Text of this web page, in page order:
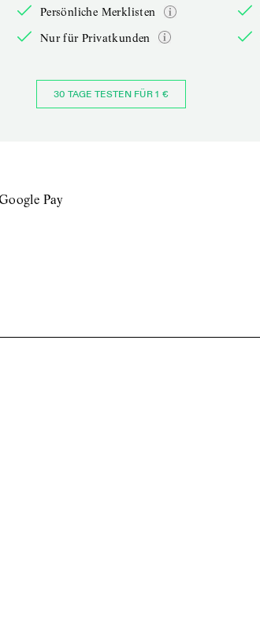
Persönliche Merklisten
Nur für Privatkunden
30 TAGE TESTEN FÜR 1 €